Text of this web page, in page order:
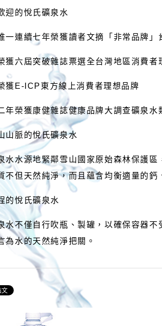
迎的悅氏礦泉水
一連續七年榮獲讀者文摘「非常品牌」
獲六屆突破雜誌票選全台灣地區消費者
獲E-ICP東方線上消費者理想品牌
年榮獲康健雜誌健康品牌大調查礦泉水
山脈的悅氏礦泉水
水水源地緊鄰雪山國家原始森林保護
不但天然純淨，而且蘊含均衡適量的
的悅氏礦泉水
水不僅自行吹瓶、製罐，以確保容器
為水的天然純淨把關。